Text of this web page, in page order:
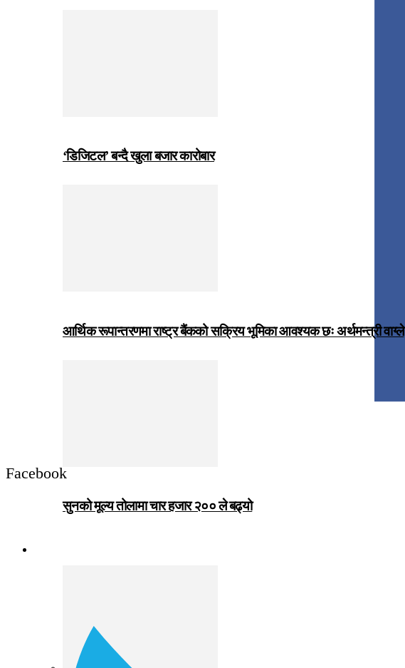
‘डिजिटल’ बन्दै खुला बजार कारोबार
आर्थिक रूपान्तरणमा राष्ट्र बैंकको सक्रिय भूमिका आवश्यक छः अर्थमन्त्री वाग्ले
सुनको मूल्य तोलामा चार हजार २०० ले बढ्यो
Facebook